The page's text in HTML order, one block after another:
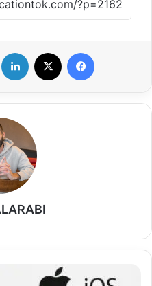
فيسبوك